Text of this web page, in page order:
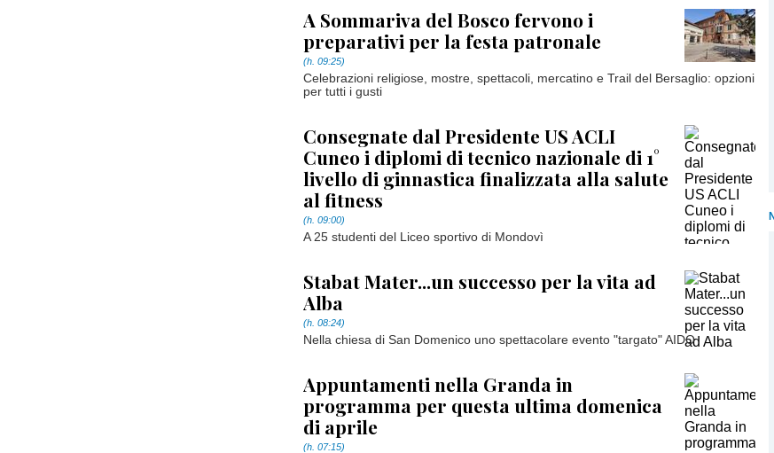
A Sommariva del Bosco fervono i
preparativi per la festa patronale
(h. 09:25)
Celebrazioni religiose, mostre, spettacoli, mercatino e Trail del Bersaglio: opzioni
per tutti i gusti
Consegnate dal Presidente US ACLI
Cuneo i diplomi di tecnico nazionale di 1°
livello di ginnastica finalizzata alla salute
al fitness
(h. 09:00)
A 25 studenti del Liceo sportivo di Mondovì
Stabat Mater...un successo per la vita ad
Alba
(h. 08:24)
Nella chiesa di San Domenico uno spettacolare evento "targato" AIDO
Appuntamenti nella Granda in
programma per questa ultima domenica
di aprile
(h. 07:15)